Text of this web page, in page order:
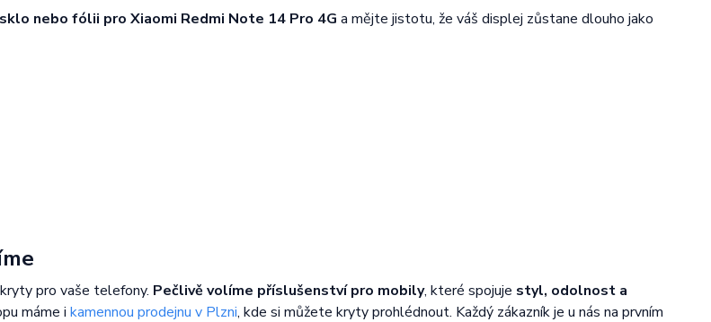
nebo fólii pro Xiaomi Redmi Note 14 Pro 4G a mějte jistotu, že váš displej zůstane dlouho jako
pro vaše telefony. Pečlivě volíme příslušenství pro mobily, které spojuje styl, odolnost a
máme i kamennou prodejnu v Plzni, kde si můžete kryty prohlédnout. Každý zákazník je u nás na prvním